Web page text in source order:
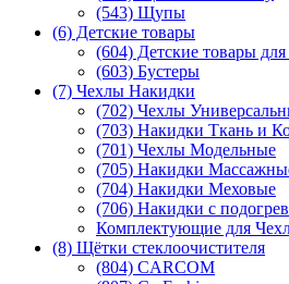
(543) Щупы
(6) Детские товары
(604) Детские товары
(603) Бустеры
(7) Чехлы Накидки
(702) Чехлы
(703) Накидки Ткань и
(701) Чехлы Модельные
(705) Накидки
(704) Накидки Меховые
(706) Накидки с
Комплектующие для
(8) Щётки стеклоочистителя
(804) CARCOM